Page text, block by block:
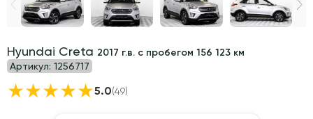
Hyundai Creta 2017 г.в. с пробегом 156 123 км
Артикул: 1256717
★★★★★5.0(49)